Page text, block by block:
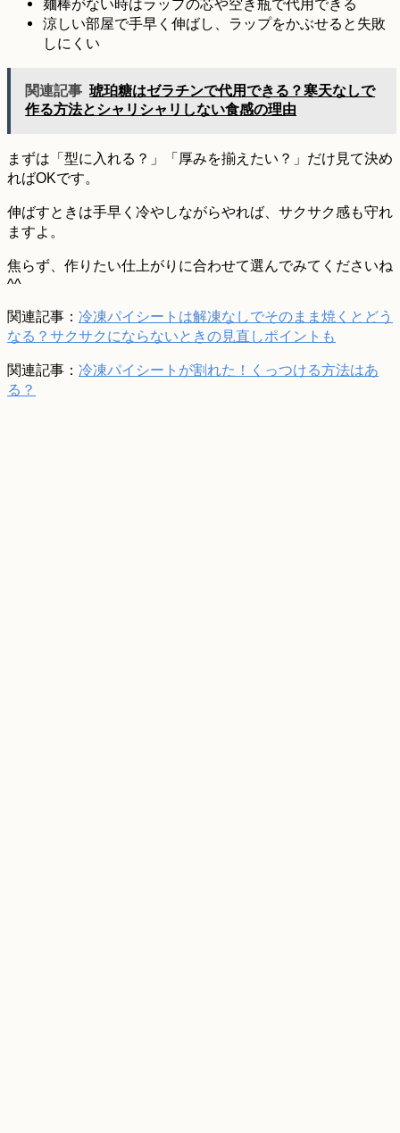
麺棒がない時はラップの芯や空き瓶で代用できる
涼しい部屋で手早く伸ばし、ラップをかぶせると失敗
しにくい
関連記事 琥珀糖はゼラチンで代用できる？寒天なしで
作る方法とシャリシャリしない食感の理由
まずは「型に入れる？」「厚みを揃えたい？」だけ見て決め
ればOKです。
伸ばすときは手早く冷やしながらやれば、サクサク感も守れ
ますよ。
焦らず、作りたい仕上がりに合わせて選んでみてくださいね
^^
関連記事： 冷凍パイシートは解凍なしでそのまま焼くとどう
なる？サクサクにならないときの見直しポイントも
関連記事： 冷凍パイシートが割れた！くっつける方法はあ
る？